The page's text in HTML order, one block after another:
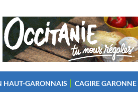
HAUT-GARONNAIS CAGIRE GARONNE